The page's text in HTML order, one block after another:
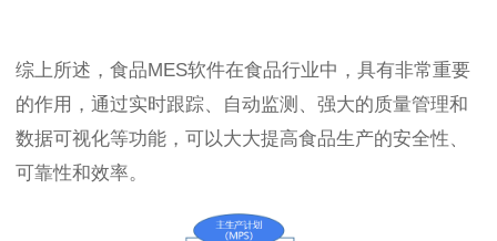
综上所述，食品MES软件在食品行业中，具有非常重要
的作用，通过实时跟踪、自动监测、强大的质量管理和
数据可视化等功能，可以大大提高食品生产的安全性、
可靠性和效率。